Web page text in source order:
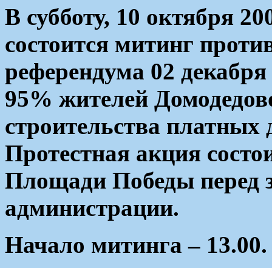
В субботу, 10 октября
состоится митинг
референдума 02
95% жителей
строительства платных
Протестная акция
Площади Победы перед
администрации.
Начало митинга – 13.00.